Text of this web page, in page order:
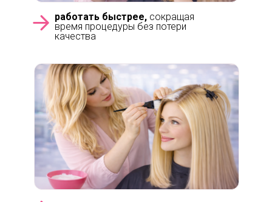
работать быстрее, сокращая
время процедуры без потери
качества